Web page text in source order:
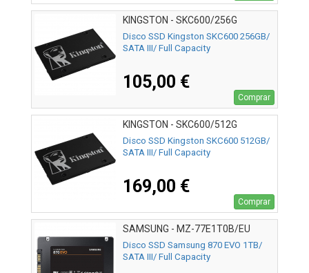
KINGSTON - SKC600/256G
Disco SSD Kingston SKC600 256GB/
SATA III/ Full Capacity
105,00 €
Comprar
KINGSTON - SKC600/512G
Disco SSD Kingston SKC600 512GB/
SATA III/ Full Capacity
169,00 €
Comprar
SAMSUNG - MZ-77E1T0B/EU
Disco SSD Samsung 870 EVO 1TB/
SATA III/ Full Capacity